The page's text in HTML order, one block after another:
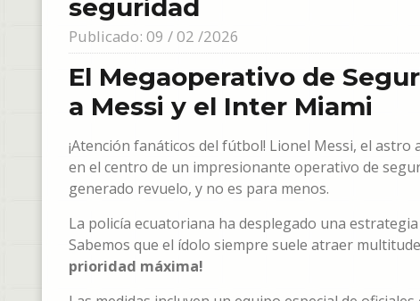
seguridad
Publicado: 09 / 02 /2026
El Megaoperativo de
a Messi y el Inter Miami
¡Atención fanáticos del fútbol! Lionel Messi, el
en el centro de un impresionante operativo de
generado revuelo, y no es para menos.
La policía ecuatoriana ha desplegado una
Sabemos que el ídolo siempre suele atraer
prioridad máxima!